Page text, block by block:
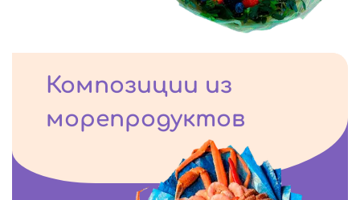
Композиции из
морепродуктов